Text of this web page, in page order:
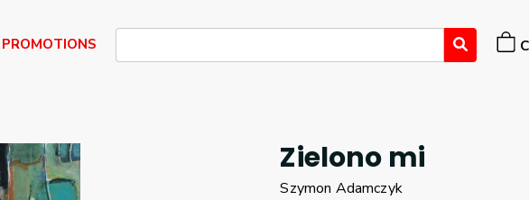
PROMOTIONS
Zielono mi
Szymon Adamczyk